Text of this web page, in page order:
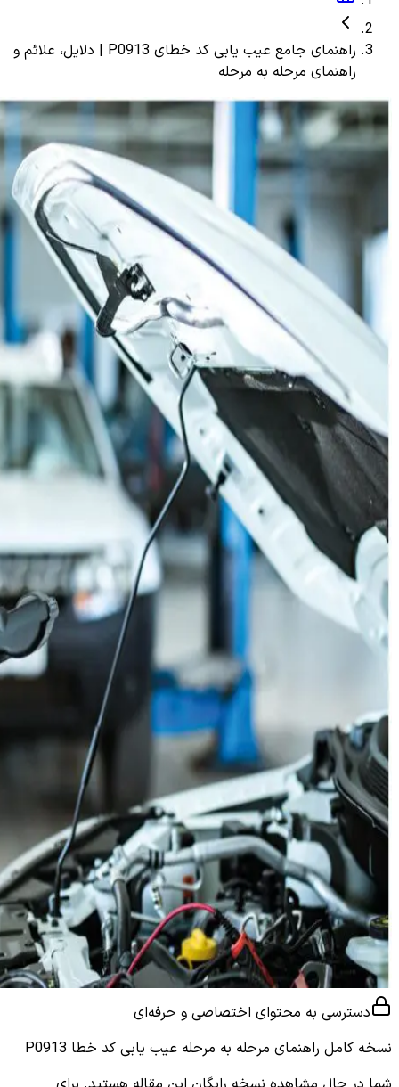
راهنمای جامع عیب یابی کد خطای P0913 | دلایل، علائم و
راهنمای مرحله به مرحله
دسترسی به محتوای اختصاصی و حرفه‌ای
نسخه کامل راهنمای مرحله به مرحله عیب یابی کد خطا P0913